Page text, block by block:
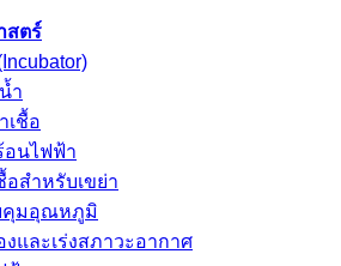
สตร์
ำ
เชื้อ
อนไฟฟ้า
อสำหรับเขย่า
คุมอุณหภูมิ
งและเร่งสภาวะอากาศ